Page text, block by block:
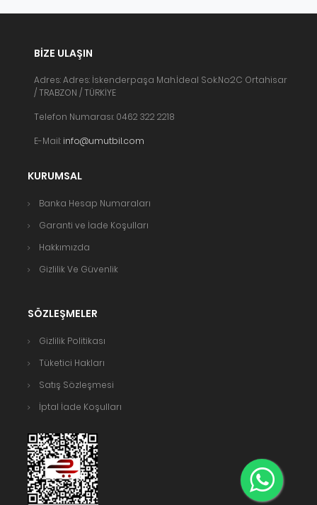
BIZE ULAŞIN
Adres: Adres: İskenderpaşa Mah.İdeal Sok.No:2C Ortahisar
/ TRABZON / TÜRKİYE
Telefon Numarası: 0462 322 2218
E-Mail: info@umutbil.com
KURUMSAL
Banka Hesap Numaraları
Garanti ve İade Koşulları
Hakkımızda
Gizlilik Ve Güvenlik
SÖZLEŞMELER
Gizlilik Politikası
Tüketici Hakları
Satış Sözleşmesi
İptal İade Koşulları